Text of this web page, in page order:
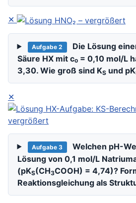
✕
Aufgabe 2
Die Lösung
Säure HX mit c₀ = 0,10 mol/L
3,30. Wie groß sind KSund pK
✕
Aufgabe 3
Welchen pH-
Lösung von 0,1 mol/L
(pKS(CH3COOH) = 4,74)?
Reaktionsgleichung als